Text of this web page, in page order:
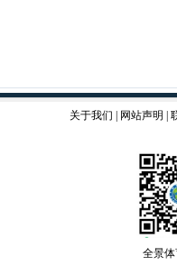
关于我们 网站声明
全景